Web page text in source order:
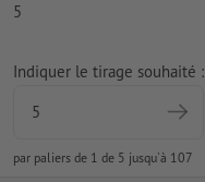
5
Indiquer le tirage souhaité :
par paliers de 1 de 5 jusqu'à 107